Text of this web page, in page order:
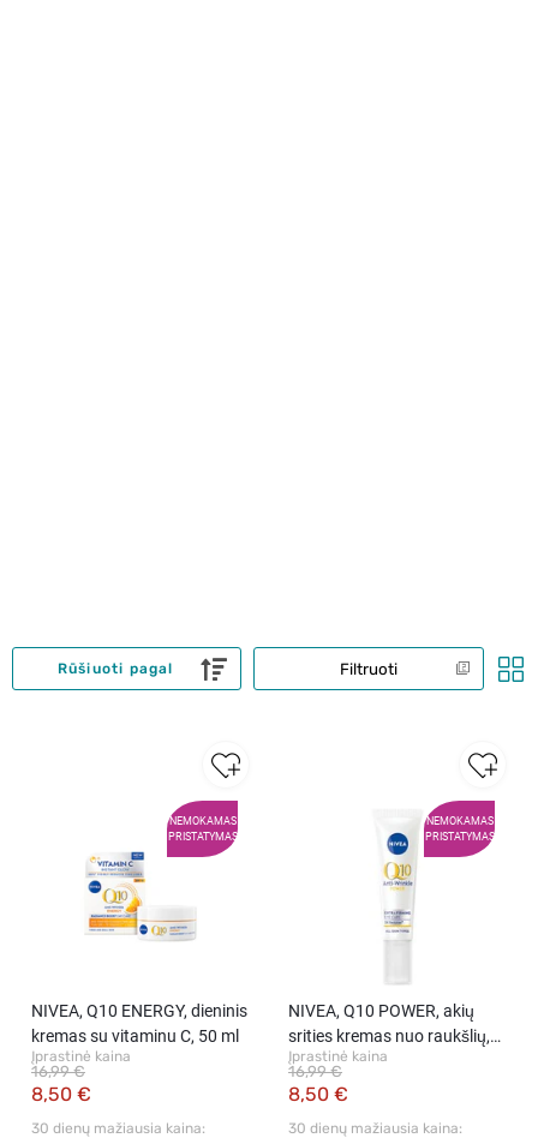
Filtruoti
Rūšiuoti pagal
NEMOKAMAS
PRISTATYMAS
NIVEA, Q10 ENERGY, dieninis
kremas su vitaminu C, 50 ml
Įprastinė kaina
8,50 €
16,99 €
30 dienų mažiausia kaina:
NEMOKAMAS
PRISTATYMAS
NIVEA, Q10 POWER, akių
srities kremas nuo raukšlių,
15 ml
Įprastinė kaina
8,50 €
16,99 €
30 dienų mažiausia kaina: